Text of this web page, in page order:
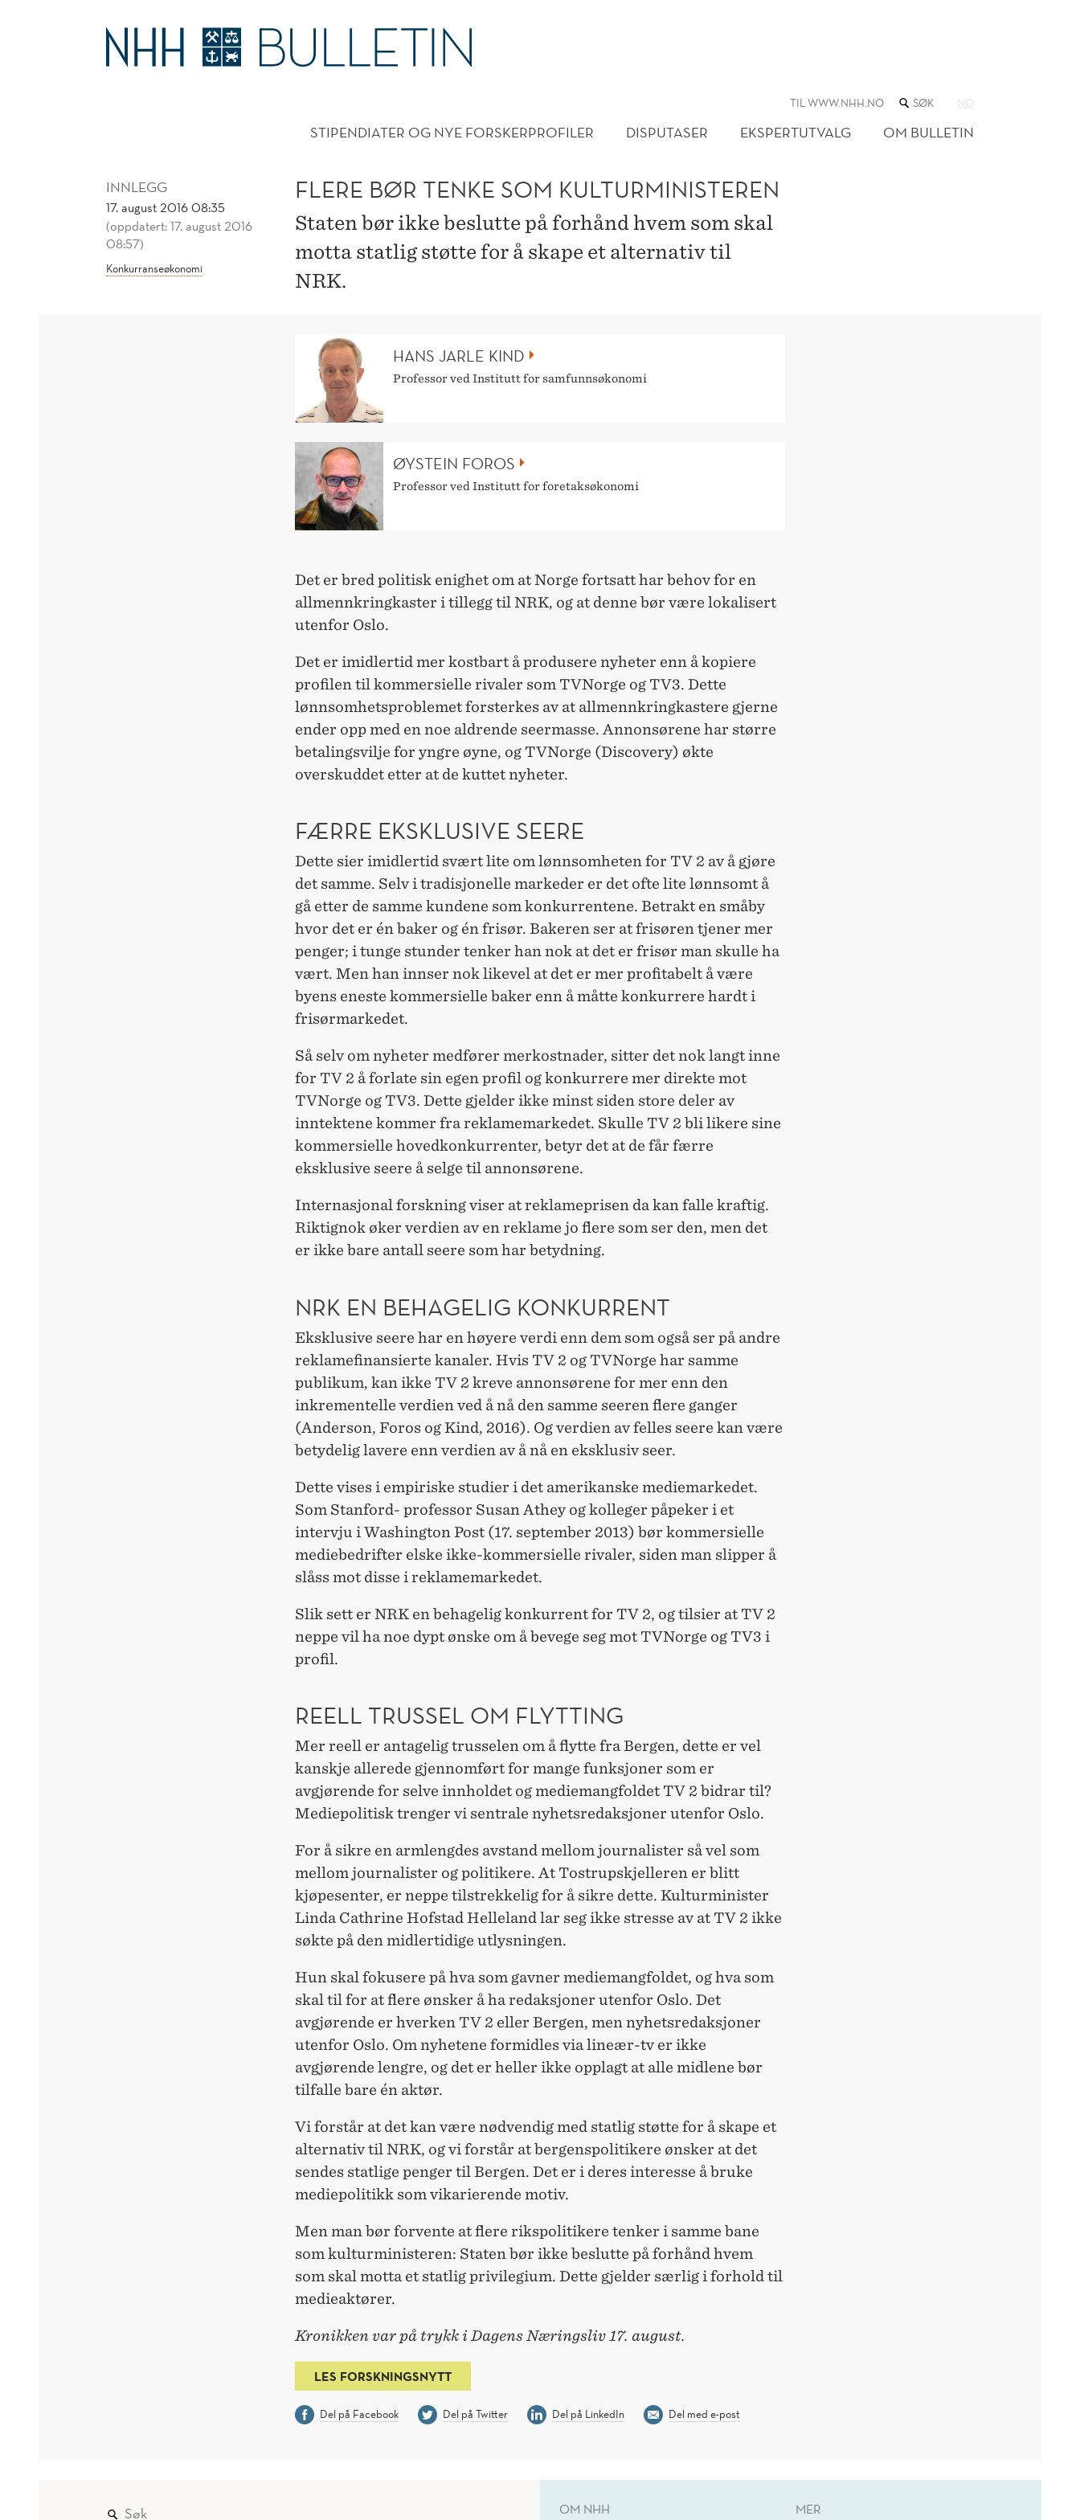
KULTURMINISTEREN
TIL WWW.NHH.NO SØK
NETTSTEDET
NO
STIPENDIATER OG NYE FORSKERPROFILER DISPUTASER EKSPERTUTVALG OM BULLETIN
INNLEGG
17. august 2016 08:35
(oppdatert: 17. august 2016
08:57)
Konkurranseøkonomi
FLERE BØR TENKE SOM KULTURMINISTEREN
Staten bør ikke beslutte på forhånd hvem som skal
motta statlig støtte for å skape et alternativ til
NRK.
HANS JARLE KIND
Professor ved Institutt for samfunnsøkonomi
ØYSTEIN FOROS
Professor ved Institutt for foretaksøkonomi
Det er bred politisk enighet om at Norge fortsatt har behov for en
allmennkringkaster i tillegg til NRK, og at denne bør være lokalisert
utenfor Oslo.
Det er imidlertid mer kostbart å produsere nyheter enn å kopiere
profilen til kommersielle rivaler som TVNorge og TV3. Dette
lønnsomhetsproblemet forsterkes av at allmennkringkastere gjerne
ender opp med en noe aldrende seermasse. Annonsørene har større
betalingsvilje for yngre øyne, og TVNorge (Discovery) økte
overskuddet etter at de kuttet nyheter.
FÆRRE EKSKLUSIVE SEERE
Dette sier imidlertid svært lite om lønnsomheten for TV 2 av å gjøre
det samme. Selv i tradisjonelle markeder er det ofte lite lønnsomt å
gå etter de samme kundene som konkurrentene. Betrakt en småby
hvor det er én baker og én frisør. Bakeren ser at frisøren tjener mer
penger; i tunge stunder tenker han nok at det er frisør man skulle ha
vært. Men han innser nok likevel at det er mer profitabelt å være
byens eneste kommersielle baker enn å måtte konkurrere hardt i
frisørmarkedet.
Så selv om nyheter medfører merkostnader, sitter det nok langt inne
for TV 2 å forlate sin egen profil og konkurrere mer direkte mot
TVNorge og TV3. Dette gjelder ikke minst siden store deler av
inntektene kommer fra reklamemarkedet. Skulle TV 2 bli likere sine
kommersielle hovedkonkurrenter, betyr det at de får færre
eksklusive seere å selge til annonsørene.
Internasjonal forskning viser at reklameprisen da kan falle kraftig.
Riktignok øker verdien av en reklame jo flere som ser den, men det
er ikke bare antall seere som har betydning.
NRK EN BEHAGELIG KONKURRENT
Eksklusive seere har en høyere verdi enn dem som også ser på andre
reklamefinansierte kanaler. Hvis TV 2 og TVNorge har samme
publikum, kan ikke TV 2 kreve annonsørene for mer enn den
inkrementelle verdien ved å nå den samme seeren flere ganger
(Anderson, Foros og Kind, 2016). Og verdien av felles seere kan være
betydelig lavere enn verdien av å nå en eksklusiv seer.
Dette vises i empiriske studier i det amerikanske mediemarkedet.
Som Stanford- professor Susan Athey og kolleger påpeker i et
intervju i Washington Post (17. september 2013) bør kommersielle
mediebedrifter elske ikke-kommersielle rivaler, siden man slipper å
slåss mot disse i reklamemarkedet.
Slik sett er NRK en behagelig konkurrent for TV 2, og tilsier at TV 2
neppe vil ha noe dypt ønske om å bevege seg mot TVNorge og TV3 i
profil.
REELL TRUSSEL OM FLYTTING
Mer reell er antagelig trusselen om å flytte fra Bergen, dette er vel
kanskje allerede gjennomført for mange funksjoner som er
avgjørende for selve innholdet og mediemangfoldet TV 2 bidrar til?
Mediepolitisk trenger vi sentrale nyhetsredaksjoner utenfor Oslo.
For å sikre en armlengdes avstand mellom journalister så vel som
mellom journalister og politikere. At Tostrupskjelleren er blitt
kjøpesenter, er neppe tilstrekkelig for å sikre dette. Kulturminister
Linda Cathrine Hofstad Helleland lar seg ikke stresse av at TV 2 ikke
søkte på den midlertidige utlysningen.
Hun skal fokusere på hva som gavner mediemangfoldet, og hva som
skal til for at flere ønsker å ha redaksjoner utenfor Oslo. Det
avgjørende er hverken TV 2 eller Bergen, men nyhetsredaksjoner
utenfor Oslo. Om nyhetene formidles via lineær-tv er ikke
avgjørende lengre, og det er heller ikke opplagt at alle midlene bør
tilfalle bare én aktør.
Vi forstår at det kan være nødvendig med statlig støtte for å skape et
alternativ til NRK, og vi forstår at bergenspolitikere ønsker at det
sendes statlige penger til Bergen. Det er i deres interesse å bruke
mediepolitikk som vikarierende motiv.
Men man bør forvente at flere rikspolitikere tenker i samme bane
som kulturministeren: Staten bør ikke beslutte på forhånd hvem
som skal motta et statlig privilegium. Dette gjelder særlig i forhold til
medieaktører.
Kronikken var på trykk i Dagens Næringsliv 17. august.
LES FORSKNINGSNYTT
Del på Facebook Del på Twitter Del på LinkedIn Del med e-post
OM NHH MER